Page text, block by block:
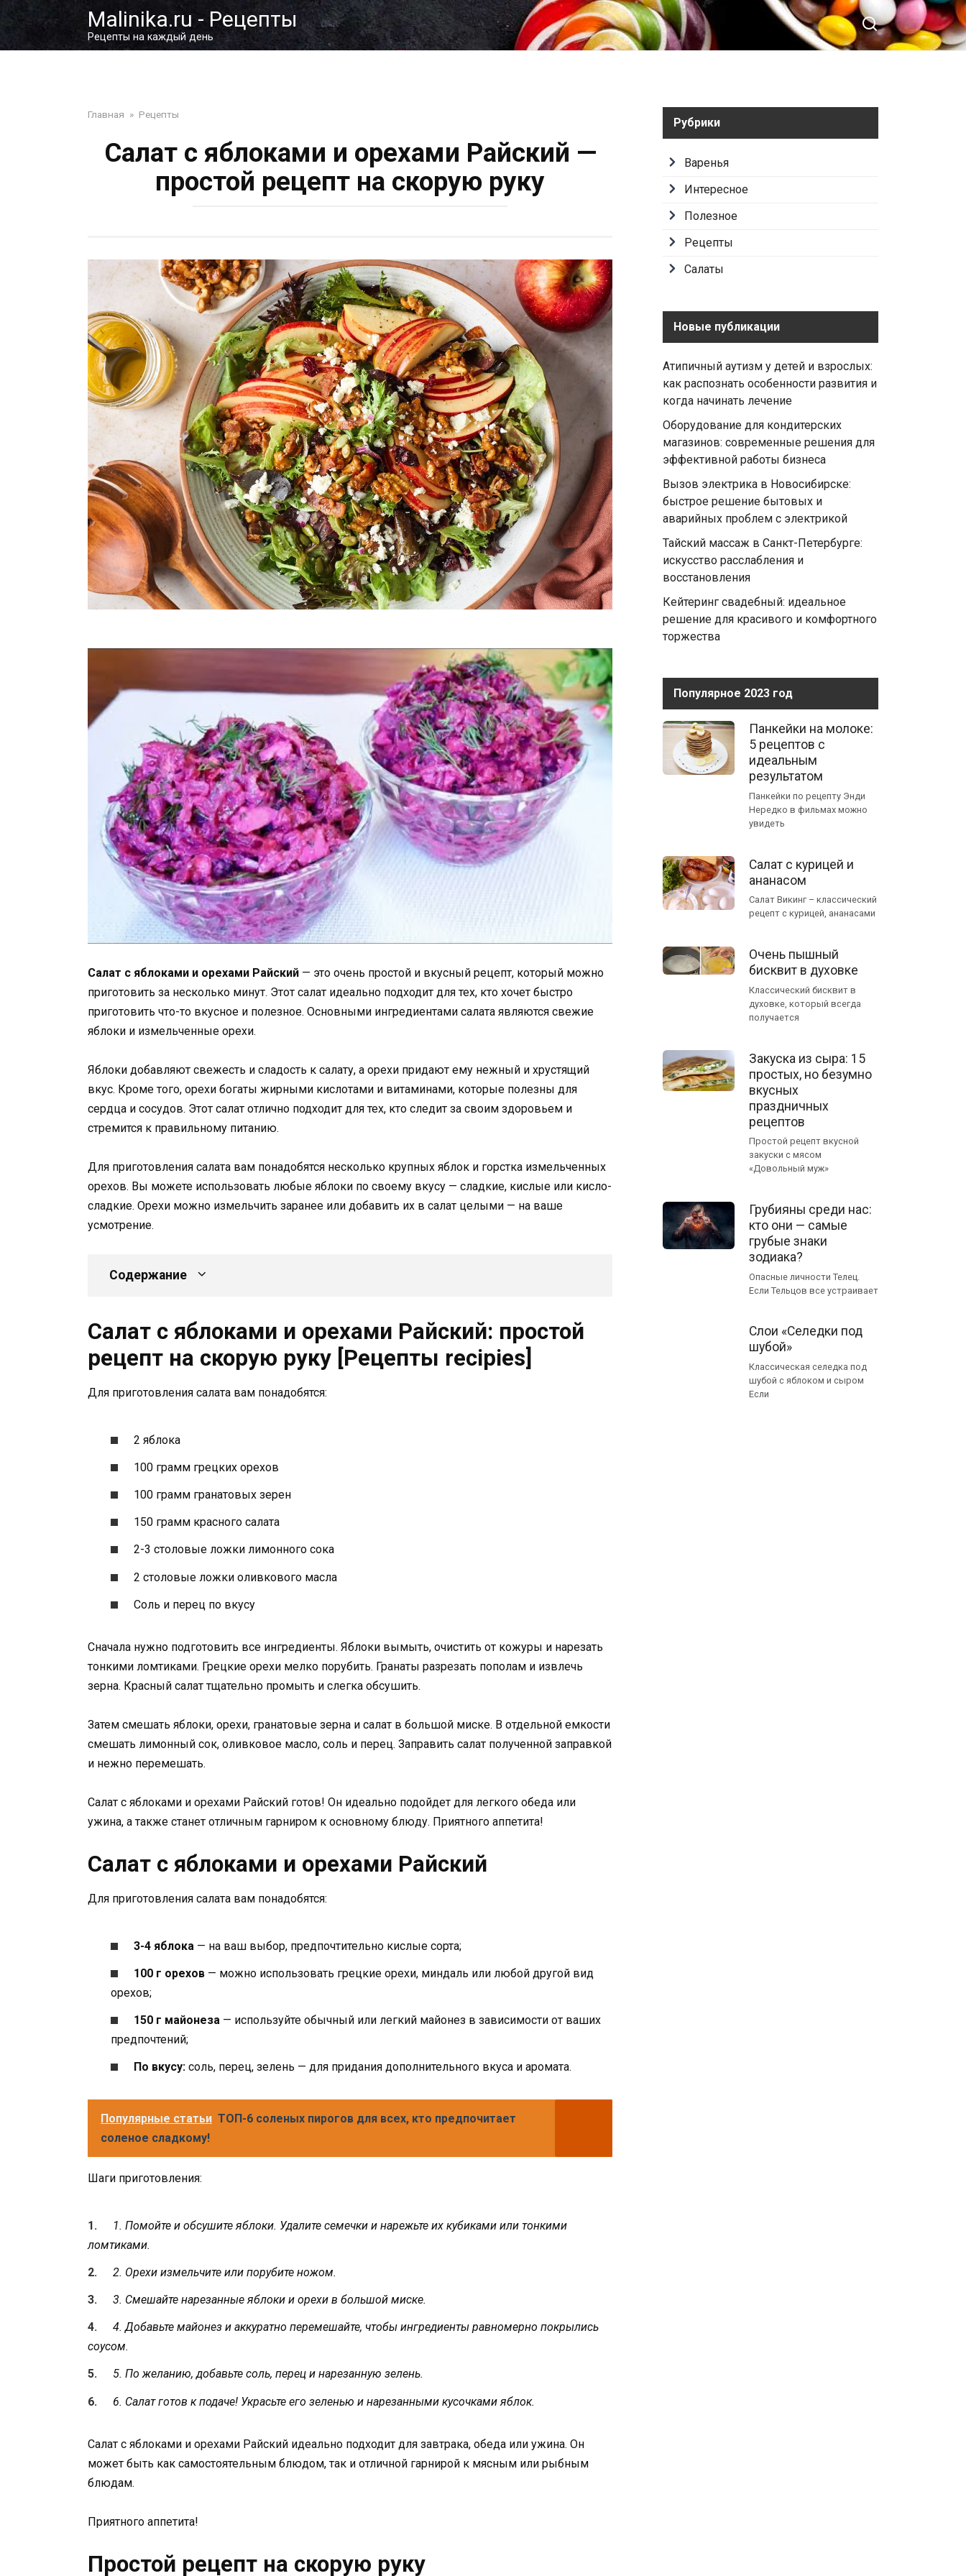
Malinika.ru - Рецепты
Рецепты на каждый день
Главная » Рецепты
Салат с яблоками и орехами Райский —
простой рецепт на скорую руку
Салат с яблоками и орехами Райский — это очень простой и вкусный рецепт, который можно
приготовить за несколько минут. Этот салат идеально подходит для тех, кто хочет быстро
приготовить что-то вкусное и полезное. Основными ингредиентами салата являются свежие
яблоки и измельченные орехи.
Яблоки добавляют свежесть и сладость к салату, а орехи придают ему нежный и хрустящий
вкус. Кроме того, орехи богаты жирными кислотами и витаминами, которые полезны для
сердца и сосудов. Этот салат отлично подходит для тех, кто следит за своим здоровьем и
стремится к правильному питанию.
Для приготовления салата вам понадобятся несколько крупных яблок и горстка измельченных
орехов. Вы можете использовать любые яблоки по своему вкусу — сладкие, кислые или кисло-
сладкие. Орехи можно измельчить заранее или добавить их в салат целыми — на ваше
усмотрение.
Содержание
Салат с яблоками и орехами Райский: простой
рецепт на скорую руку [Рецепты recipies]
Для приготовления салата вам понадобятся:
2 яблока
100 грамм грецких орехов
100 грамм гранатовых зерен
150 грамм красного салата
2-3 столовые ложки лимонного сока
2 столовые ложки оливкового масла
Соль и перец по вкусу
Сначала нужно подготовить все ингредиенты. Яблоки вымыть, очистить от кожуры и нарезать
тонкими ломтиками. Грецкие орехи мелко порубить. Гранаты разрезать пополам и извлечь
зерна. Красный салат тщательно промыть и слегка обсушить.
Затем смешать яблоки, орехи, гранатовые зерна и салат в большой миске. В отдельной емкости
смешать лимонный сок, оливковое масло, соль и перец. Заправить салат полученной заправкой
и нежно перемешать.
Салат с яблоками и орехами Райский готов! Он идеально подойдет для легкого обеда или
ужина, а также станет отличным гарниром к основному блюду. Приятного аппетита!
Салат с яблоками и орехами Райский
Для приготовления салата вам понадобятся:
3-4 яблока — на ваш выбор, предпочтительно кислые сорта;
100 г орехов — можно использовать грецкие орехи, миндаль или любой другой вид
орехов;
150 г майонеза — используйте обычный или легкий майонез в зависимости от ваших
предпочтений;
По вкусу: соль, перец, зелень — для придания дополнительного вкуса и аромата.
Популярные статьи ТОП-6 соленых пирогов для всех, кто предпочитает
соленое сладкому!
Шаги приготовления:
1. Помойте и обсушите яблоки. Удалите семечки и нарежьте их кубиками или тонкими
ломтиками.
2. Орехи измельчите или порубите ножом.
3. Смешайте нарезанные яблоки и орехи в большой миске.
4. Добавьте майонез и аккуратно перемешайте, чтобы ингредиенты равномерно покрылись
соусом.
5. По желанию, добавьте соль, перец и нарезанную зелень.
6. Салат готов к подаче! Украсьте его зеленью и нарезанными кусочками яблок.
Салат с яблоками и орехами Райский идеально подходит для завтрака, обеда или ужина. Он
может быть как самостоятельным блюдом, так и отличной гарнирой к мясным или рыбным
блюдам.
Приятного аппетита!
Простой рецепт на скорую руку
Рубрики
Варенья
Интересное
Полезное
Рецепты
Салаты
Новые публикации
Атипичный аутизм у детей и взрослых:
как распознать особенности развития и
когда начинать лечение
Оборудование для кондитерских
магазинов: современные решения для
эффективной работы бизнеса
Вызов электрика в Новосибирске:
быстрое решение бытовых и
аварийных проблем с электрикой
Тайский массаж в Санкт-Петербурге:
искусство расслабления и
восстановления
Кейтеринг свадебный: идеальное
решение для красивого и комфортного
торжества
Популярное 2023 год
Панкейки на молоке:
5 рецептов с
идеальным
результатом
Панкейки по рецепту Энди
Нередко в фильмах можно
увидеть
Салат с курицей и
ананасом
Салат Викинг – классический
рецепт с курицей, ананасами
Очень пышный
бисквит в духовке
Классический бисквит в
духовке, который всегда
получается
Закуска из сыра: 15
простых, но безумно
вкусных
праздничных
рецептов
Простой рецепт вкусной
закуски с мясом
«Довольный муж»
Грубияны среди нас:
кто они — самые
грубые знаки
зодиака?
Опасные личности Телец.
Если Тельцов все устраивает
Слои «Селедки под
шубой»
Классическая селедка под
шубой с яблоком и сыром
Если